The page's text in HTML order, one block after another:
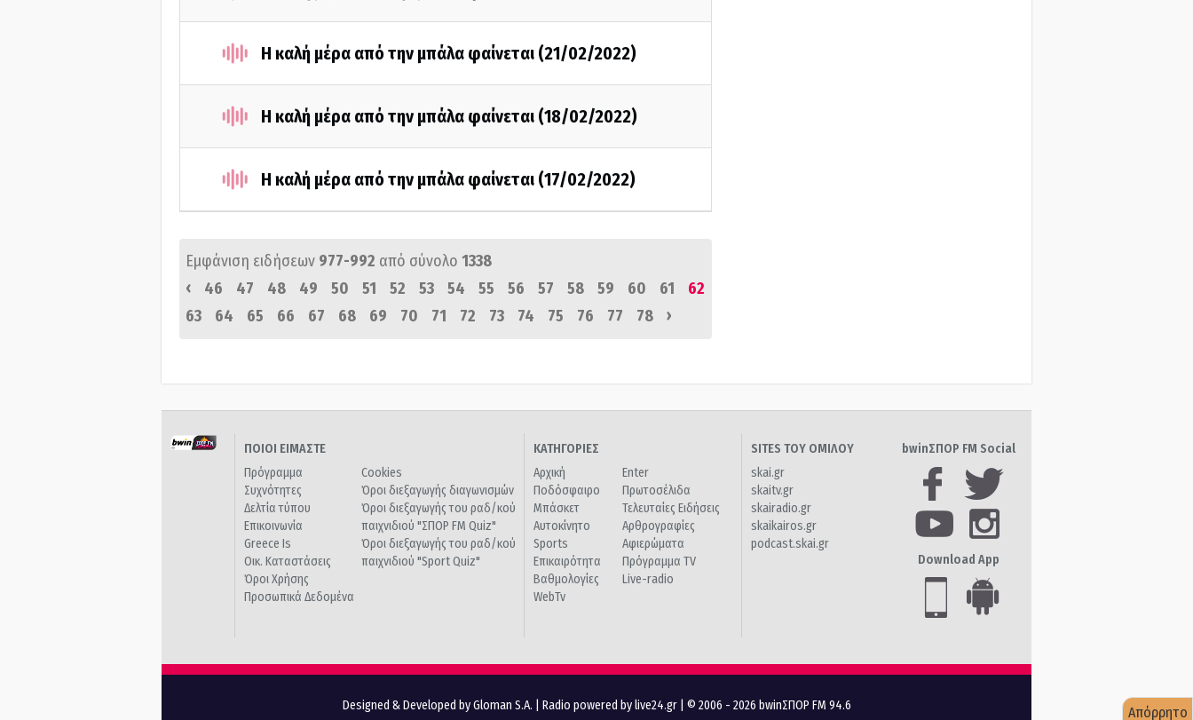
Η καλή μέρα από την μπάλα φαίνεται (21/02/2022)
Η καλή μέρα από την μπάλα φαίνεται (18/02/2022)
Η καλή μέρα από την μπάλα φαίνεται (17/02/2022)
Εμφάνιση ειδήσεων 977-992 από σύνολο 1338
‹
46 47 48 49 50 51 52 53 54 55 56 57 58 59 60 61
62
63
64 65 66 67 68 69 70 71 72 73 74 75 76 77 78 ›
ΠΟΙΟΙ ΕΙΜΑΣΤΕ
Πρόγραμμα
Συχνότητες
Δελτία τύπου
Επικοινωνία
Greece Is
Οικ. Καταστάσεις
Όροι Χρήσης
Προσωπικά Δεδομένα
Cookies
Όροι διεξαγωγής διαγωνισμών
Όροι διεξαγωγής του ραδ/κού
παιχνιδιού "ΣΠΟΡ FM Quiz"
Όροι διεξαγωγής του ραδ/κού
παιχνιδιού "Sport Quiz"
ΚΑΤΗΓΟΡΙΕΣ
Αρχική
Ποδόσφαιρο
Μπάσκετ
Αυτοκίνητο
Sports
Επικαιρότητα
Βαθμολογίες
WebTv
Enter
Πρωτοσέλιδα
Τελευταίες Ειδήσεις
Αρθρογραφίες
Αφιερώματα
Πρόγραμμα TV
Live-radio
SITES ΤΟΥ ΟΜΙΛΟΥ
skai.gr
skaitv.gr
skairadio.gr
skaikairos.gr
podcast.skai.gr
bwinΣΠΟΡ FM Social
Download App
Designed & Developed by Gloman S.A. Radio powered by live24.gr | © 2006 - 2026 bwinΣΠΟΡ FM 94.6 Απόρρητο